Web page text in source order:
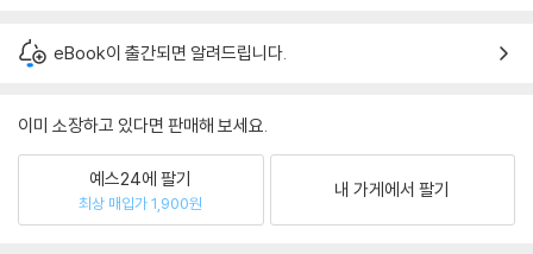
eBook이 출간되면 알려드립니다.
이미 소장하고 있다면 판매해 보세요.
예스24에 팔기
최상 매입가 1,900원
내 가게에서 팔기